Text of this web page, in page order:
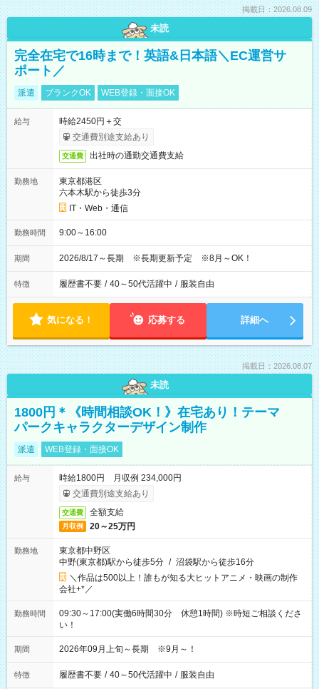
掲載日：2026.08.09
未読
完全在宅で16時まで！英語&日本語＼EC運営サ
ポート／
派遣 ブランクOK WEB登録・面接OK
給与
時給2450円＋交
交通費別途支給あり
交通費 出社時の通勤交通費支給
勤務地
東京都港区
六本木駅から徒歩3分
IT・Web・通信
勤務時間 9:00～16:00
期間 2026/8/17～長期 ※長期更新予定 ※8月～OK！
特徴 履歴書不要 / 40～50代活躍中 / 服装自由
気になる！ 応募する 詳細へ
掲載日：2026.08.07
未読
1800円＊《時間相談OK！》在宅あり！テーマ
パークキャラクターデザイン制作
派遣 WEB登録・面接OK
給与
時給1800円 月収例 234,000円
交通費別途支給あり
交通費 全額支給
月収例 20～25万円
勤務地
東京都中野区
中野(東京都)駅から徒歩5分 / 沼袋駅から徒歩16分
＼作品は500以上！誰もが知る大ヒットアニメ・映画の制作
会社+*／
勤務時間
09:30～17:00(実働6時間30分 休憩1時間) ※時短ご相談くださ
い！
期間 2026年09月上旬～長期 ※9月～！
特徴 履歴書不要 / 40～50代活躍中 / 服装自由